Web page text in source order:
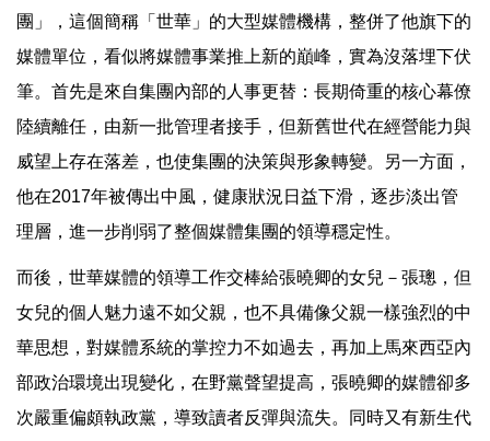
團」，這個簡稱「世華」的大型媒體機構，整併了他旗下的
媒體單位，看似將媒體事業推上新的巔峰，實為沒落埋下伏
筆。首先是來自集團內部的人事更替：長期倚重的核心幕僚
陸續離任，由新一批管理者接手，但新舊世代在經營能力與
威望上存在落差，也使集團的決策與形象轉變。另一方面，
他在2017年被傳出中風，健康狀況日益下滑，逐步淡出管
理層，進一步削弱了整個媒體集團的領導穩定性。
而後，世華媒體的領導工作交棒給張曉卿的女兒－張璁，但
女兒的個人魅力遠不如父親，也不具備像父親一樣強烈的中
華思想，對媒體系統的掌控力不如過去，再加上馬來西亞內
部政治環境出現變化，在野黨聲望提高，張曉卿的媒體卻多
次嚴重偏頗執政黨，導致讀者反彈與流失。同時又有新生代